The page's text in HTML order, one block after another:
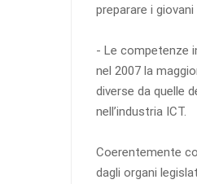
preparare i
- Le competenze
nel 2007 la
diverse da quelle
nell’industria ICT.
Coerentemente
dagli organi